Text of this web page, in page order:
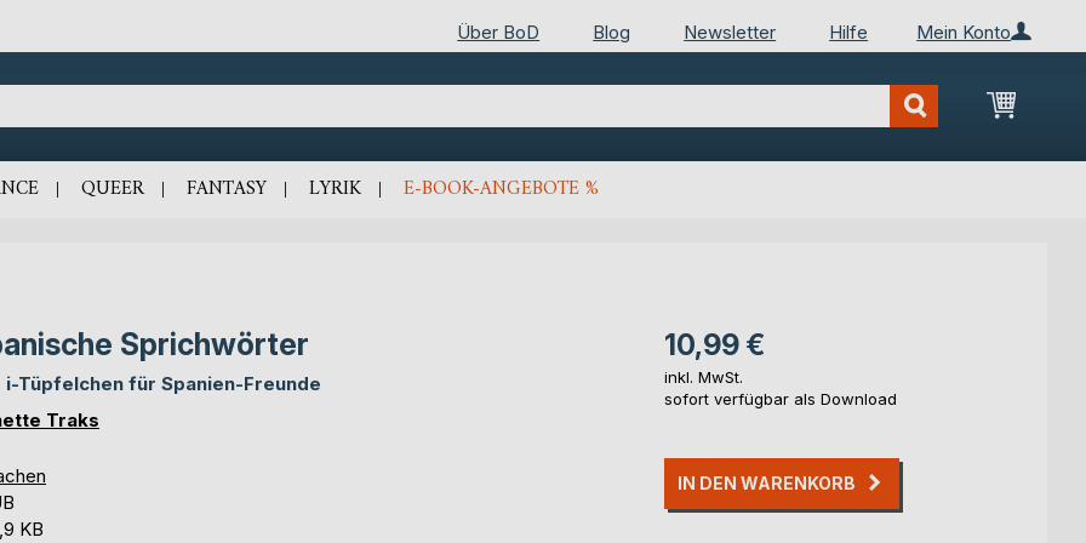
Mein Konto
Über BoD Blog Newsletter Hilfe
Mein
QUEER FANTASY LYRIK E-BOOK-ANGEBOTE %
Sprichwörter
i-Tüpfelchen für Spanien-Freunde
Traks
KB
10,99 €
inkl. MwSt.
sofort verfügbar als Download
IN DEN WARENKORB